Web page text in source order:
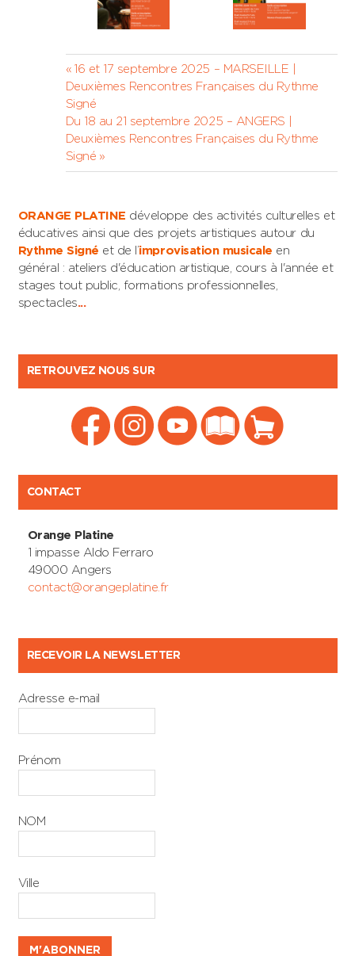
Navigation
de
l’article
Previous
Post:
16 et 17 septembre 2025 – MARSEILLE |
Deuxièmes Rencontres Françaises du Rythme
Signé
Next
Post:
Du 18 au 21 septembre 2025 – ANGERS |
Deuxièmes Rencontres Françaises du Rythme
Signé
ORANGE PLATINE développe des activités culturelles et
éducatives ainsi que des projets artistiques autour du
Rythme Signé et de l’improvisation musicale en
général : ateliers d'éducation artistique, cours à l'année et
stages tout public, formations professionnelles,
spectacles...
RETROUVEZ NOUS SUR
CONTACT
Orange Platine
1 impasse Aldo Ferraro
49000 Angers
contact@orangeplatine.fr
RECEVOIR LA NEWSLETTER
Adresse e-mail
Prénom
NOM
Ville